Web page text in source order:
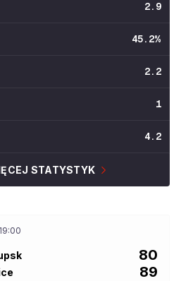
2.9
45.2%
2.2
1
4.2
STATYSTYK
19:00
80
89